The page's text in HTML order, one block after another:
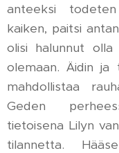
anteeksi
kaiken, paitsi
olisi halunnut
olemaan. Äidin ja
mahdollistaa
Geden
tietoisena Lilyn
tilannetta.